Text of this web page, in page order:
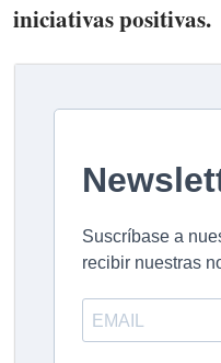
iniciativas positivas.